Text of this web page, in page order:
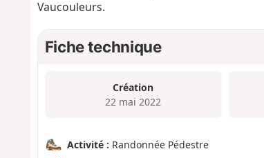
Vaucouleurs.
Fiche technique
Création
22 mai 2022
Activité : Randonnée Pédestre